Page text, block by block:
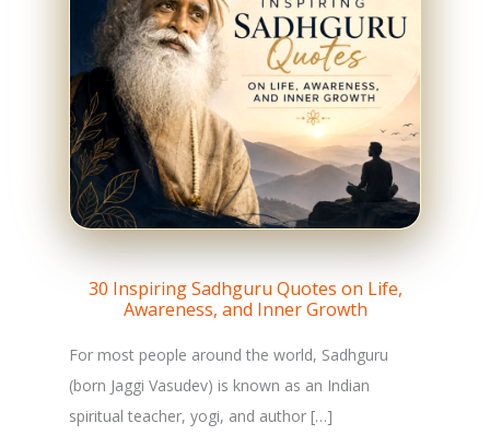
30 Inspiring Sadhguru Quotes on Life,
Awareness, and Inner Growth
For most people around the world, Sadhguru
(born Jaggi Vasudev) is known as an Indian
spiritual teacher, yogi, and author […]